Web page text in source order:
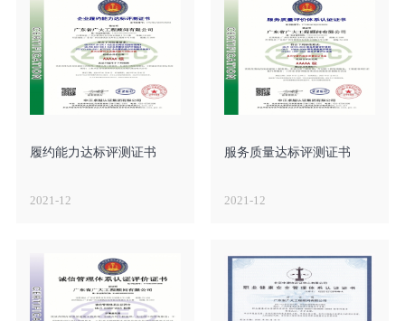
履约能力达标评测证书
2021-12
服务质量达标评测证书
2021-12